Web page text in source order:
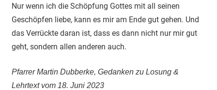
Nur wenn ich die Schöpfung Gottes mit all seinen
Geschöpfen liebe, kann es mir am Ende gut gehen. Und
das Verrückte daran ist, dass es dann nicht nur mir gut
geht, sondern allen anderen auch.
Pfarrer Martin Dubberke, Gedanken zu Losung &
Lehrtext vom 18. Juni 2023